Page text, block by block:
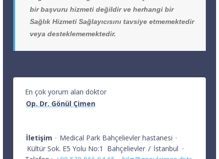
bir başvuru hizmeti değildir ve herhangi bir
Sağlık Hizmeti Sağlayıcısını tavsiye etmemektedir
veya desteklememektedir.
En çok yorum alan doktor
Op. Dr. Gönül Çimen
İletişim · Medical Park Bahçelievler hastanesi ·
Kültür Sok. E5 Yolu No:1
Bahçelievler / İstanbul ·